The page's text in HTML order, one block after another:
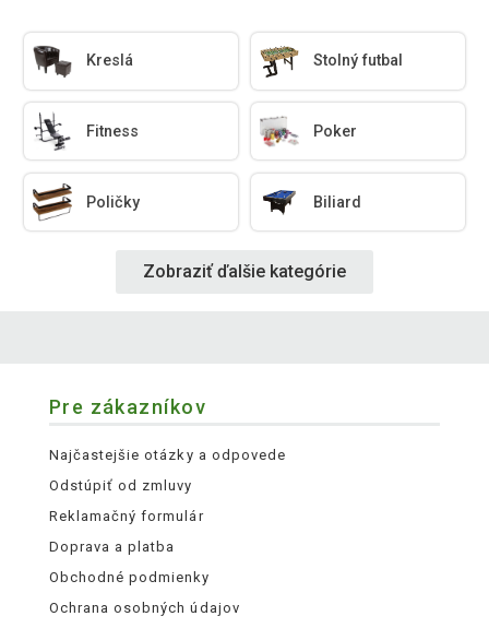
Kreslá Stolný futbal
Fitness Poker
Poličky Biliard
Zobraziť ďalšie kategórie
Pre zákazníkov
Najčastejšie otázky a odpovede
Odstúpiť od zmluvy
Reklamačný formulár
Doprava a platba
Obchodné podmienky
Ochrana osobných údajov